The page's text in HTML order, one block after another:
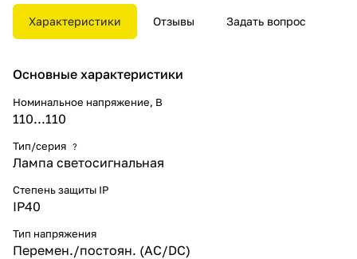
энергоснабжения.
Разнообразные цветовые
и панели.
Характеристики Отзывы Задать вопрос
Основные характеристики
Номинальное напряжение, В
110...110
Тип/серия ?
Лампа светосигнальная
Степень защиты IP
IP40
Тип напряжения
Перемен./постоян. (AC/DC)